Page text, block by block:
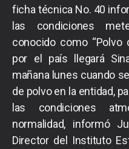
ficha técnica No. 40
las condiciones
conocido como “Polvo
por el país llegará
mañana lunes cuando
de polvo en la entidad,
las condiciones
normalidad, informó
Director del Instituto